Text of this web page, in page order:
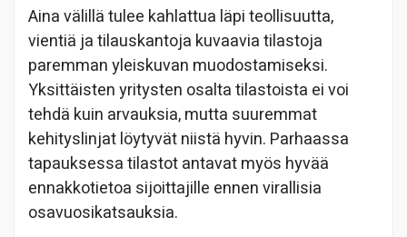
Aina välillä tulee kahlattua läpi teollisuutta,
vientiä ja tilauskantoja kuvaavia tilastoja
paremman yleiskuvan muodostamiseksi.
Yksittäisten yritysten osalta tilastoista ei voi
tehdä kuin arvauksia, mutta suuremmat
kehityslinjat löytyvät niistä hyvin. Parhaassa
tapauksessa tilastot antavat myös hyvää
ennakkotietoa sijoittajille ennen virallisia
osavuosikatsauksia.